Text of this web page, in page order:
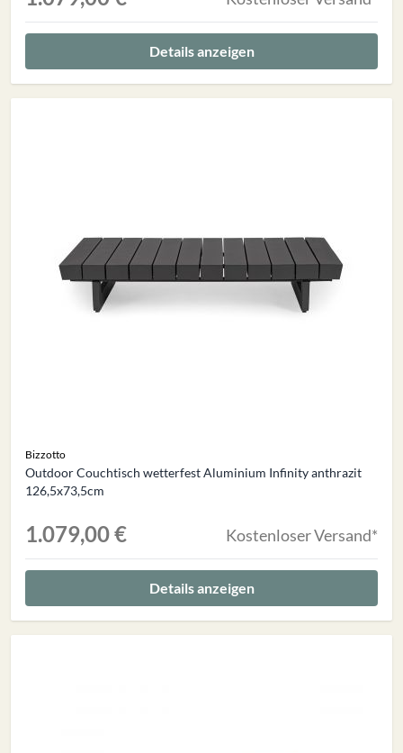
Details anzeigen
Bizzotto
Outdoor Couchtisch wetterfest Aluminium Infinity anthrazit
126,5x73,5cm
1.079,00 € Kostenloser Versand*
Details anzeigen